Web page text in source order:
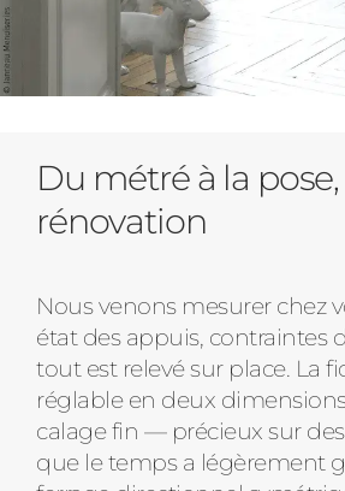
Du métré à la
rénovation
Nous venons mesurer chez
état des appuis, contraintes
tout est relevé sur place. La
réglable en deux
calage fin — précieux sur
que le temps a légèrement